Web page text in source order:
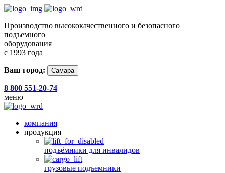
Производство высококачественного и безопасного
подъемного
оборудования
с 1993 года
Ваш город: Самара
8 800 551-20-74
меню
компания
продукция
подъёмники для инвалидов
грузовые подъемники